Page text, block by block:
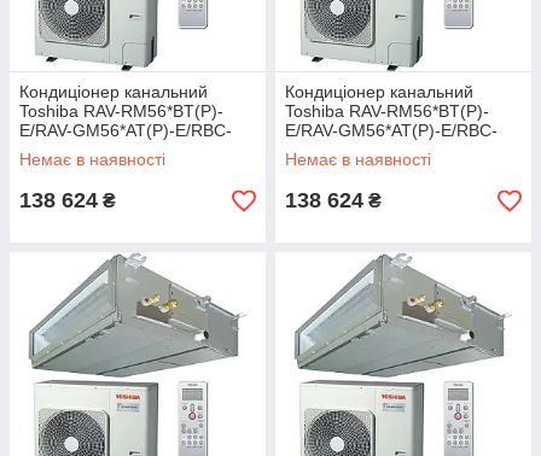
Кондиціонер канальний
Toshiba RAV-RM56*BT(P)-
E/RAV-GM56*AT(P)-E/RBC-
AMS41E
Немає в наявності
138 624 ₴
Кондиціонер канальний
Toshiba RAV-RM56*BT(P)-
E/RAV-GM56*AT(P)-E/RBC-
AMS41E
Немає в наявності
138 624 ₴